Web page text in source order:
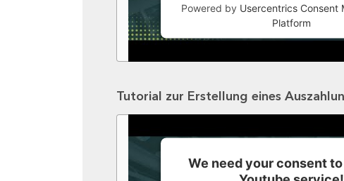
Powered by Usercentrics Consent
Platform
Tutorial zur Erstellung eines
We need your consent